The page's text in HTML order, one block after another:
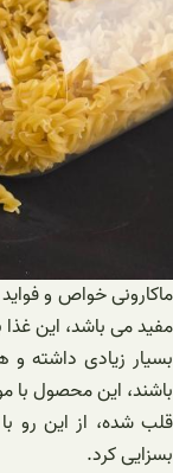
ماکارونی خواص و
مفید می باشد، این
بسیار زیادی داشته
باشند، این محصول با
قلب شده، از این رو
بسزایی کرد.